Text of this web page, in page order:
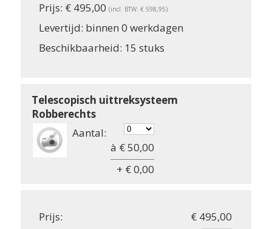
Prijs: € 495,00 (incl. BTW: € 598,95)
Levertijd: binnen 0 werkdagen
Beschikbaarheid: 15 stuks
Telescopisch uittreksysteem
Robberechts
Aantal:
à € 50,00
+ € 0,00
Prijs:
€ 495,00